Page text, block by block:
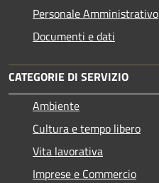
Personale Amministrativo
Documenti e dati
CATEGORIE DI SERVIZIO
Ambiente
Cultura e tempo libero
Vita lavorativa
Imprese e Commercio